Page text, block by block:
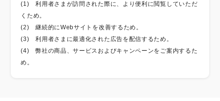
(1) 利用者さまが訪問された際に、より便利に閲覧していただ
くため。
(2) 継続的にWebサイトを改善するため。
(3) 利用者さまに最適化された広告を配信するため。
(4) 弊社の商品、サービスおよびキャンペーンをご案内するた
め。